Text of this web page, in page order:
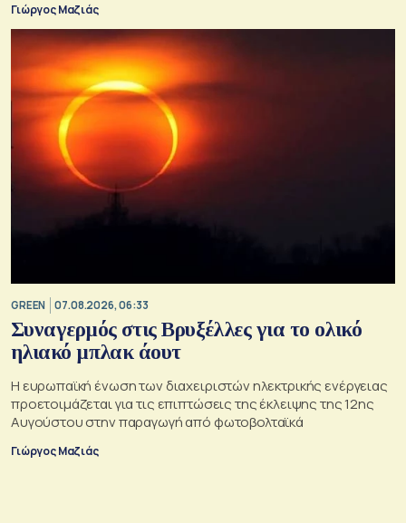
Γιώργος Μαζιάς
GREEN 07.08.2026, 06:33
Συναγερμός στις Βρυξέλλες για το ολικό
ηλιακό μπλακ άουτ
Η ευρωπαϊκή ένωση των διαχειριστών ηλεκτρικής ενέργειας
προετοιμάζεται για τις επιπτώσεις της έκλειψης της 12ης
Αυγούστου στην παραγωγή από φωτοβολταϊκά
Γιώργος Μαζιάς